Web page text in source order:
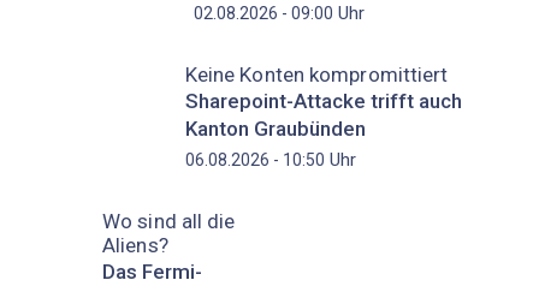
02.08.2026 - 09:00 Uhr
Keine Konten kompromittiert
Sharepoint-Attacke trifft auch
Kanton Graubünden
06.08.2026 - 10:50 Uhr
Wo sind all die
Aliens?
Das Fermi-